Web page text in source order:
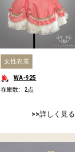
女性衣裳
WA-925
在庫数:
2点
詳しく見る